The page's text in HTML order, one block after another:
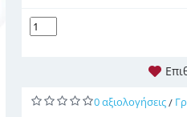
0 αξιολογήσεις/